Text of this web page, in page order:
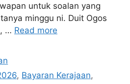
untuk soalan yang
minggu ni. Duit Ogos
… Read more
, Bayaran Kerajaan,